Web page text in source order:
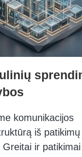
komunikacijos
iš
Greitai ir